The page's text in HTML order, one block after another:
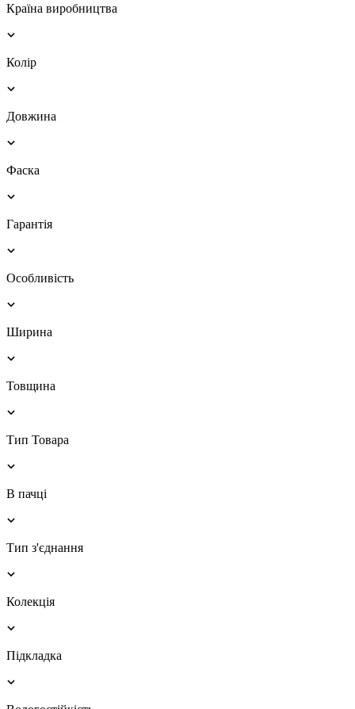
Країна виробництва
Колір
Довжина
Фаска
Гарантія
Особливість
Ширина
Товщина
Тип Товара
В пачці
Тип з'єднання
Колекція
Підкладка